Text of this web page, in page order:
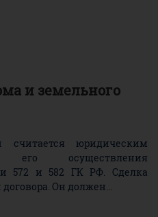
и земельного
считается юридическим
его осуществления
572 и 582 ГК РФ. Сделка
Он должен...